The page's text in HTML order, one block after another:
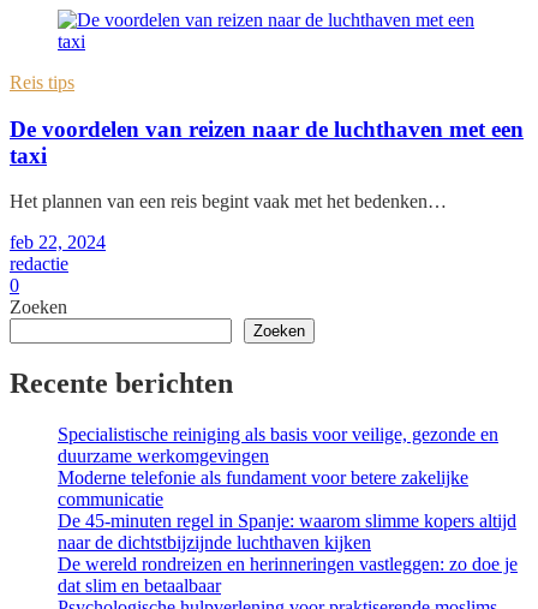
Reis tips
De voordelen van reizen naar de luchthaven met een
taxi
Het plannen van een reis begint vaak met het bedenken…
feb 22, 2024
redactie
0
Zoeken
Zoeken
Recente berichten
Specialistische reiniging als basis voor veilige, gezonde en
duurzame werkomgevingen
Moderne telefonie als fundament voor betere zakelijke
communicatie
De 45-minuten regel in Spanje: waarom slimme kopers altijd
naar de dichtstbijzijnde luchthaven kijken
De wereld rondreizen en herinneringen vastleggen: zo doe je
dat slim en betaalbaar